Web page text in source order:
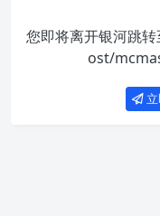
您即将离开银河跳转
ost/